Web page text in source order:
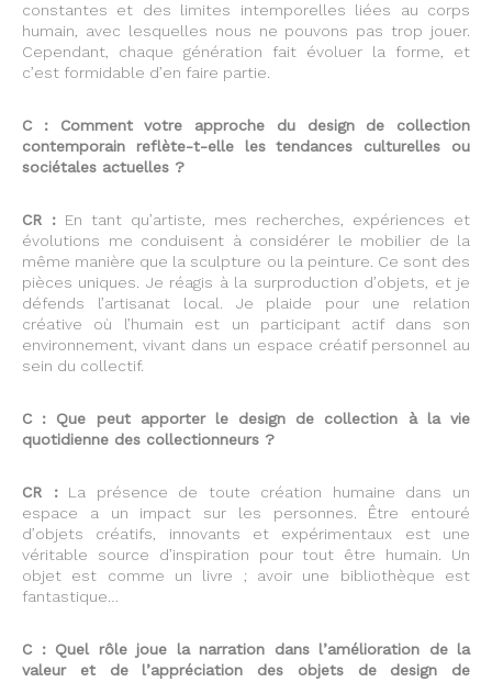
constantes et des limites intemporelles liées au corps
humain, avec lesquelles nous ne pouvons pas trop jouer.
Cependant, chaque génération fait évoluer la forme, et
c’est formidable d’en faire partie.
C : Comment votre approche du design de collection
contemporain reflète-t-elle les tendances culturelles ou
sociétales actuelles ?
CR : En tant qu’artiste, mes recherches, expériences et
évolutions me conduisent à considérer le mobilier de la
même manière que la sculpture ou la peinture. Ce sont des
pièces uniques. Je réagis à la surproduction d’objets, et je
défends l’artisanat local. Je plaide pour une relation
créative où l’humain est un participant actif dans son
environnement, vivant dans un espace créatif personnel au
sein du collectif.
C : Que peut apporter le design de collection à la vie
quotidienne des collectionneurs ?
CR :La présence de toute création humaine dans un
espace a un impact sur les personnes. Être entouré
d’objets créatifs, innovants et expérimentaux est une
véritable source d’inspiration pour tout être humain. Un
objet est comme un livre ; avoir une bibliothèque est
fantastique…
C : Quel rôle joue la narration dans l’amélioration de la
valeur et de l’appréciation des objets de design de